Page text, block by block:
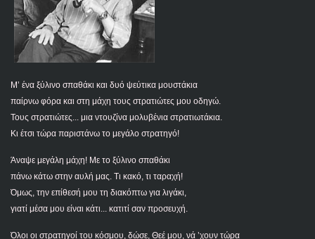
Μ’ ένα ξύλινο σπαθάκι και δυό ψεύτικα μουστάκια
παίρνω φόρα και στη μάχη τους στρατιώτες μου οδηγώ.
Τους στρατιώτες... μια ντουζίνα μολυβένια στρατιωτάκια.
Κι έτσι τώρα παριστάνω το μεγάλο στρατηγό!
Άναψε μεγάλη μάχη! Με το ξύλινο σπαθάκι
πάνω κάτω στην αυλή μας. Τι κακό, τι ταραχή!
Όμως, την επίθεσή μου τη διακόπτω για λιγάκι,
γιατί μέσα μου είναι κάτι... κατιτί σαν προσευχή.
Όλοι οι στρατηγοί του κόσμου, δώσε, Θεέ μου, νά ’χουν τώρα